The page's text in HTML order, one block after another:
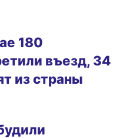
180
въезд, 34
из страны